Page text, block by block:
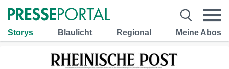
Storys Blaulicht Regional Meine Abos